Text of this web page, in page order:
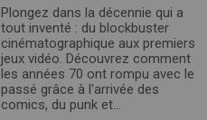
Plongez dans la décennie qui a
tout inventé : du blockbuster
cinématographique aux premiers
jeux vidéo. Découvrez comment
les années 70 ont rompu avec le
passé grâce à l'arrivée des
comics, du punk et...